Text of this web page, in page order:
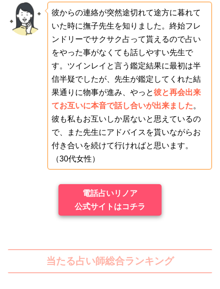
彼からの連絡が突然途切れて途方に暮れて
いた時に撫子先生を知りました。終始フレ
ンドリーでサクサク占って貰えるので占い
をやった事がなくても話しやすい先生で
す。ツインレイと言う鑑定結果に最初は半
信半疑でしたが、先生が鑑定してくれた結
果通りに物事が進み、やっと彼と再会出来
てお互いに本音で話し合いが出来ました。
彼も私もお互いしか居ないと思えているの
で、また先生にアドバイスを貰いながらお
付き合いを続けて行ければと思います。
（30代女性）
電話占いリノア
公式サイトはコチラ
当たる占い師総合ランキング